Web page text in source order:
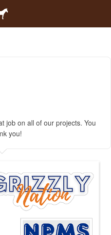
job on all of our projects. You
you!